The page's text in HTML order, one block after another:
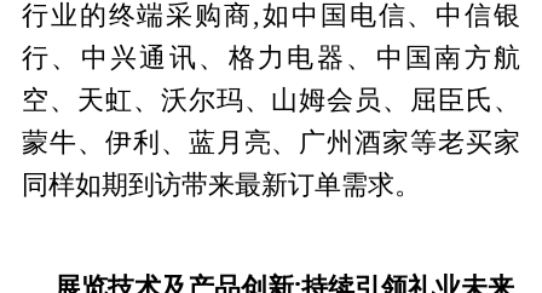
行业的终端采购商,如中国电信、中信银
行、中兴通讯、格力电器、中国南方航
空、天虹、沃尔玛、山姆会员、屈臣氏、
蒙牛、伊利、蓝月亮、广州酒家等老买家
同样如期到访带来最新订单需求。